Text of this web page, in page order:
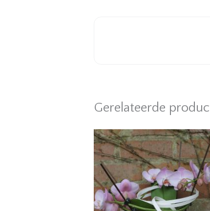
Gerelateerde